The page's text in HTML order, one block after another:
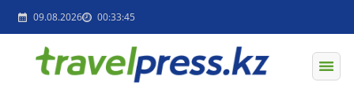
09.08.2026 00:33:45